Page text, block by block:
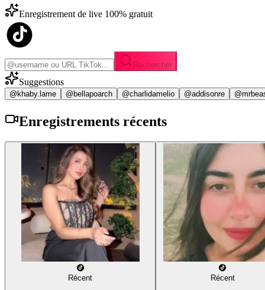
Enregistrement de live 100% gratuit
Rechercher
Suggestions
@khaby.lame @bellapoarch @charlidamelio @addisonre
Enregistrements récents
Récent Récent